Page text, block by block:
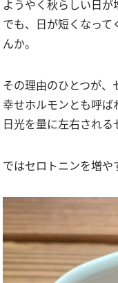
ようやく秋らしい日が
でも、日が短くなっ
んか。
その理由のひとつが、
幸せホルモンとも呼
日光を量に左右される
ではセロトニンを増や